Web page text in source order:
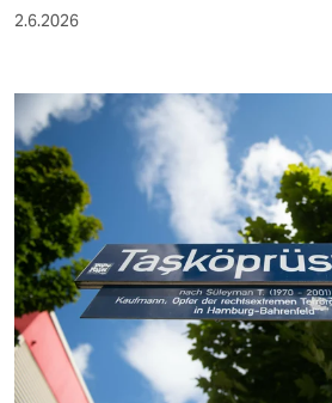
2.6.2026